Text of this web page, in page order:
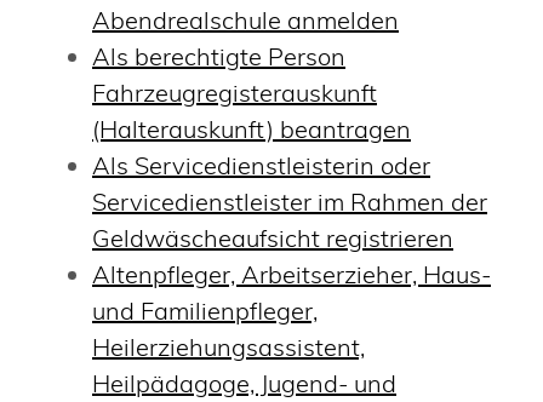
Abendrealschule anmelden
Als berechtigte Person
Fahrzeugregisterauskunft
(Halterauskunft) beantragen
Als Servicedienstleisterin oder
Servicedienstleister im Rahmen der
Geldwäscheaufsicht registrieren
Altenpfleger, Arbeitserzieher, Haus-
und Familienpfleger,
Heilerziehungsassistent,
Heilpädagoge, Jugend- und